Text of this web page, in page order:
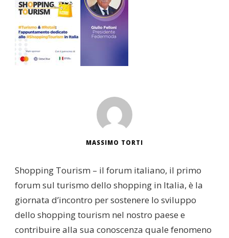
MASSIMO TORTI
Shopping Tourism – il forum italiano, il primo
forum sul turismo dello shopping in Italia, è la
giornata d’incontro per sostenere lo sviluppo
dello shopping tourism nel nostro paese e
contribuire alla sua conoscenza quale fenomeno